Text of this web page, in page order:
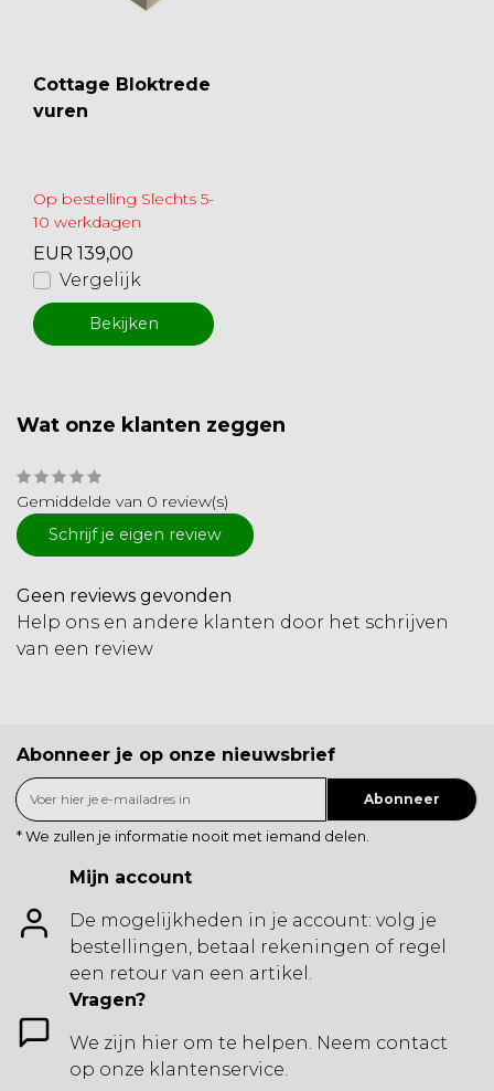
Cottage Bloktrede
vuren
Op bestelling Slechts 5-
10 werkdagen
EUR 139,00
Vergelijk
Bekijken
Wat onze klanten zeggen
Gemiddelde van 0 review(s)
Schrijf je eigen review
Geen reviews gevonden
Help ons en andere klanten door het schrijven
van een review
Abonneer je op onze nieuwsbrief
Abonneer
* We zullen je informatie nooit met iemand delen.
Mijn account
De mogelijkheden in je account: volg je
bestellingen, betaal rekeningen of regel
een retour van een artikel.
Vragen?
We zijn hier om te helpen. Neem contact
op onze klantenservice.